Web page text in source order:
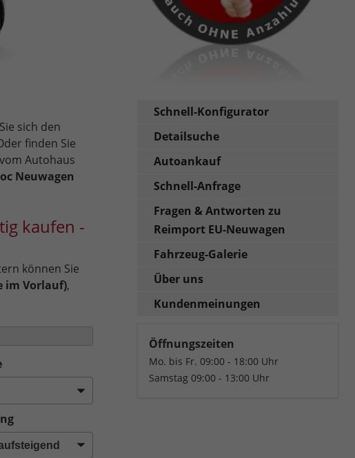
sich den
finden Sie
Autohaus
Neuwagen
kaufen -
können Sie
im Vorlauf),
Schnell-Konfigurator
Detailsuche
Autoankauf
Schnell-Anfrage
Fragen & Antworten zu
Reimport EU-Neuwagen
Fahrzeug-Galerie
Über uns
Kundenmeinungen
Öffnungszeiten
Mo. bis Fr. 09:00 - 18:00 Uhr
Samstag 09:00 - 13:00 Uhr